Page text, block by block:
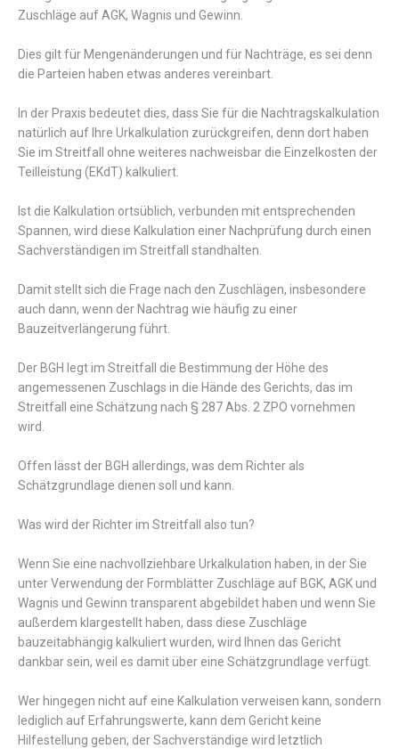
Zuschläge auf AGK, Wagnis und Gewinn.
Dies gilt für Mengenänderungen und für Nachträge, es sei denn
die Parteien haben etwas anderes vereinbart.
In der Praxis bedeutet dies, dass Sie für die Nachtragskalkulation
natürlich auf Ihre Urkalkulation zurückgreifen, denn dort haben
Sie im Streitfall ohne weiteres nachweisbar die Einzelkosten der
Teilleistung (EKdT) kalkuliert.
Ist die Kalkulation ortsüblich, verbunden mit entsprechenden
Spannen, wird diese Kalkulation einer Nachprüfung durch einen
Sachverständigen im Streitfall standhalten.
Damit stellt sich die Frage nach den Zuschlägen, insbesondere
auch dann, wenn der Nachtrag wie häufig zu einer
Bauzeitverlängerung führt.
Der BGH legt im Streitfall die Bestimmung der Höhe des
angemessenen Zuschlags in die Hände des Gerichts, das im
Streitfall eine Schätzung nach § 287 Abs. 2 ZPO vornehmen
wird.
Offen lässt der BGH allerdings, was dem Richter als
Schätzgrundlage dienen soll und kann.
Was wird der Richter im Streitfall also tun?
Wenn Sie eine nachvollziehbare Urkalkulation haben, in der Sie
unter Verwendung der Formblätter Zuschläge auf BGK, AGK und
Wagnis und Gewinn transparent abgebildet haben und wenn Sie
außerdem klargestellt haben, dass diese Zuschläge
bauzeitabhängig kalkuliert wurden, wird Ihnen das Gericht
dankbar sein, weil es damit über eine Schätzgrundlage verfügt.
Wer hingegen nicht auf eine Kalkulation verweisen kann, sondern
lediglich auf Erfahrungswerte, kann dem Gericht keine
Hilfestellung geben, der Sachverständige wird letztlich